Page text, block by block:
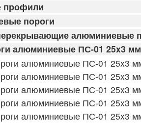
профили
пороги
алюминиевые
алюминиевые ПС-01 25x3
алюминиевые ПС-01 25x3
алюминиевые ПС-01 25x3
алюминиевые ПС-01 25x3
алюминиевые ПС-01 25x3
алюминиевые ПС-01 25x3